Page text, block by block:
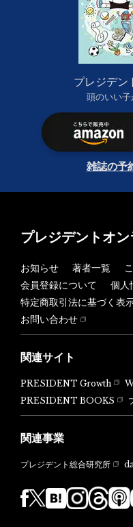
プレジデン
頭のいい
雑誌の予
プレジデントオ
お知らせ 著者一覧
会員登録について
個人
特定商取引法に基づく表
お問い合わせ
関連サイト
PRESIDENT Growth
PRESIDENT BOOKS
関連事業
プレジデント総合研究所